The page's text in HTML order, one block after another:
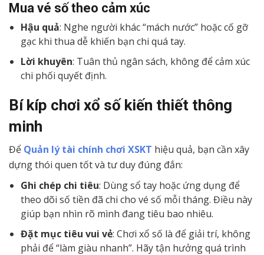
Mua vé số theo cảm xúc
Hậu quả: Nghe người khác “mách nước” hoặc cố gỡ
gạc khi thua dễ khiến bạn chi quá tay.
Lời khuyên: Tuân thủ ngân sách, không để cảm xúc
chi phối quyết định.
Bí kíp chơi xổ số kiến thiết thông
minh
Để Quản lý tài chính chơi XSKT hiệu quả, bạn cần xây
dựng thói quen tốt và tư duy đúng đắn:
Ghi chép chi tiêu: Dùng sổ tay hoặc ứng dụng để
theo dõi số tiền đã chi cho vé số mỗi tháng. Điều này
giúp bạn nhìn rõ mình đang tiêu bao nhiêu.
Đặt mục tiêu vui vẻ: Chơi xổ số là để giải trí, không
phải để “làm giàu nhanh”. Hãy tận hưởng quá trình